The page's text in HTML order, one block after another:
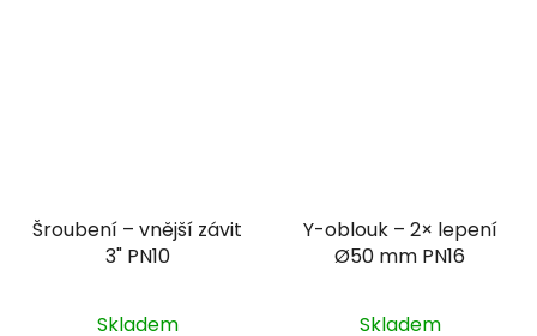
Šroubení – vnější závit
3" PN10
Skladem
Y-oblouk – 2× lepení
Ø50 mm PN16
Skladem